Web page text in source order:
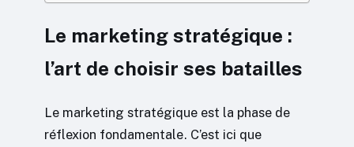
Le marketing stratégique :
l’art de choisir ses batailles
Le marketing stratégique est la phase de
réflexion fondamentale. C’est ici que